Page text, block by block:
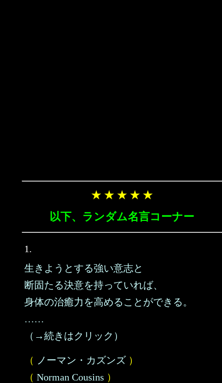
★ ★ ★ ★ ★
以下、ランダム名言コーナー
1.
生きようとする強い意志と
断固たる決意を持っていれば、
身体の治癒力を高めることができる。
……
（→続きはクリック）
（ ノーマン・カズンズ ）
（ Norman Cousins ）